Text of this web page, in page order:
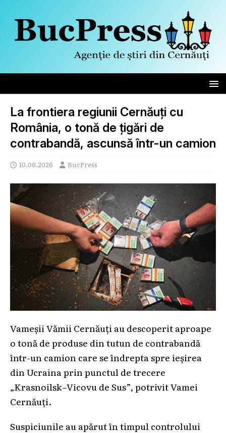
La frontiera regiunii Cernăuți cu
România, o tonă de țigări de
contrabandă, ascunsă într-un camion
10.06.2026 BucPress
Vameșii Vămii Cernăuți au descoperit aproape
o tonă de produse din tutun de contrabandă
într-un camion care se îndrepta spre ieșirea
din Ucraina prin punctul de trecere
„Krasnoilsk–Vicovu de Sus”, potrivit Vamei
Cernăuți.
Suspiciunile au apărut în timpul controlului